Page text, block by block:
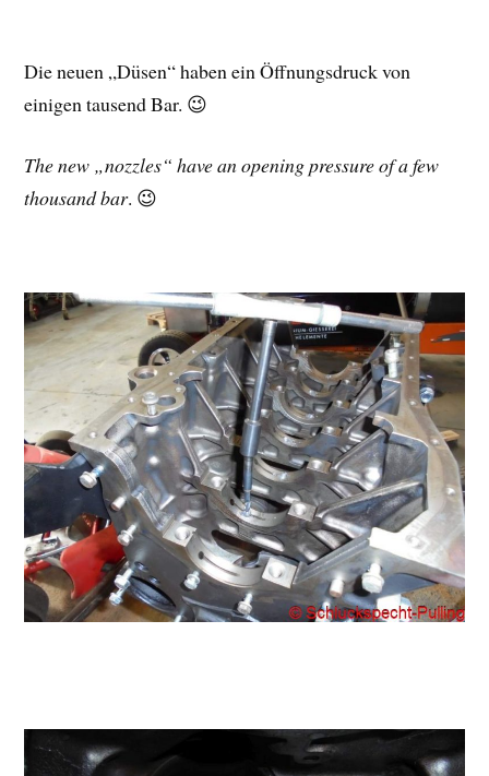
Die neuen „Düsen“ haben ein Öffnungsdruck von
einigen tausend Bar. 😉
The new „nozzles“ have an opening pressure of a few
thousand bar. 😉